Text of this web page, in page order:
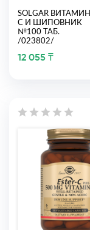
SOLGAR ВИТАМИН
С И ШИПОВНИК
№100 ТАБ.
/023802/
12 055 ₸